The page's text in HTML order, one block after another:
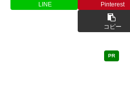
LINE Pinterest
コピー
PR